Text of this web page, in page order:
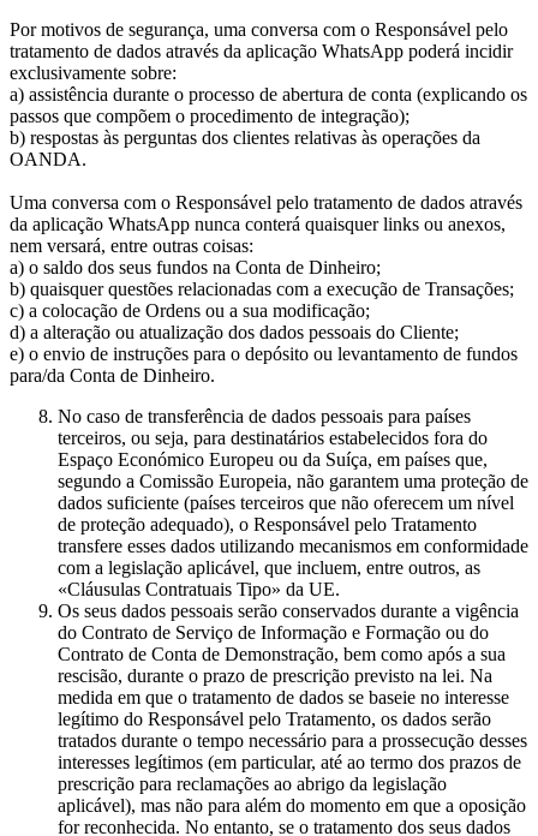
Por motivos de segurança, uma conversa com o Responsável pelo
tratamento de dados através da aplicação WhatsApp poderá incidir
exclusivamente sobre:
a) assistência durante o processo de abertura de conta (explicando os
passos que compõem o procedimento de integração);
b) respostas às perguntas dos clientes relativas às operações da
OANDA.
Uma conversa com o Responsável pelo tratamento de dados através
da aplicação WhatsApp nunca conterá quaisquer links ou anexos,
nem versará, entre outras coisas:
a) o saldo dos seus fundos na Conta de Dinheiro;
b) quaisquer questões relacionadas com a execução de Transações;
c) a colocação de Ordens ou a sua modificação;
d) a alteração ou atualização dos dados pessoais do Cliente;
e) o envio de instruções para o depósito ou levantamento de fundos
para/da Conta de Dinheiro.
No caso de transferência de dados pessoais para países
terceiros, ou seja, para destinatários estabelecidos fora do
Espaço Económico Europeu ou da Suíça, em países que,
segundo a Comissão Europeia, não garantem uma proteção de
dados suficiente (países terceiros que não oferecem um nível
de proteção adequado), o Responsável pelo Tratamento
transfere esses dados utilizando mecanismos em conformidade
com a legislação aplicável, que incluem, entre outros, as
«Cláusulas Contratuais Tipo» da UE.
Os seus dados pessoais serão conservados durante a vigência
do Contrato de Serviço de Informação e Formação ou do
Contrato de Conta de Demonstração, bem como após a sua
rescisão, durante o prazo de prescrição previsto na lei. Na
medida em que o tratamento de dados se baseie no interesse
legítimo do Responsável pelo Tratamento, os dados serão
tratados durante o tempo necessário para a prossecução desses
interesses legítimos (em particular, até ao termo dos prazos de
prescrição para reclamações ao abrigo da legislação
aplicável), mas não para além do momento em que a oposição
for reconhecida. No entanto, se o tratamento dos seus dados